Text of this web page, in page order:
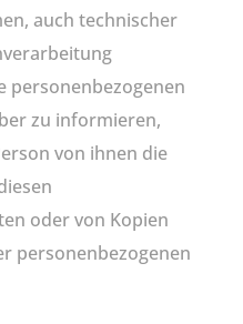
auch technischer
personenbezogenen
zu informieren,
von ihnen die
oder von Kopien
personenbezogenen